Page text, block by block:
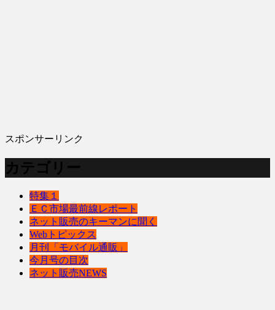
スポンサーリンク
カテゴリー
特集１
ＥＣ市場最前線レポート
ネット販売のキーマンに聞く
Webトピックス
月刊「モバイル通販」
今月号の目次
ネット販売NEWS